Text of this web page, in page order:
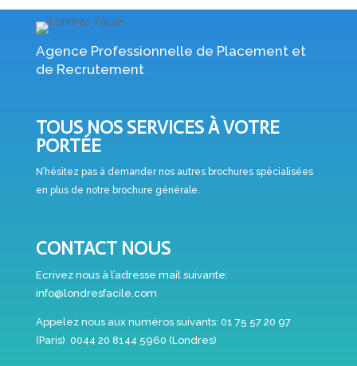
Agence Professionnelle de Placement et
de Recrutement
TOUS NOS SERVICES À VOTRE
PORTÉE
N’hésitez pas à demander nos autres brochures spécialisées
en plus de notre brochure générale.
CONTACT NOUS
Ecrivez nous à l’adresse mail suivante:
info@londresfacile.com
Appelez nous aux numéros suivants: 01 75 57 20 97
(Paris) 0044 20 8144 5960 (Londres)